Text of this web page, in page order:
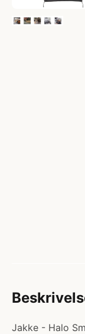
Jakke - Halo